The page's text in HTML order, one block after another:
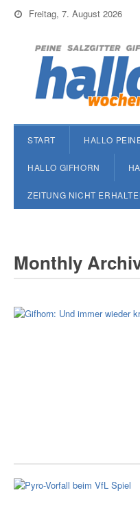
Freitag, 7. August 2026
START HALLO
HALLO GIFHORN
ZEITUNG NICHT
Monthly